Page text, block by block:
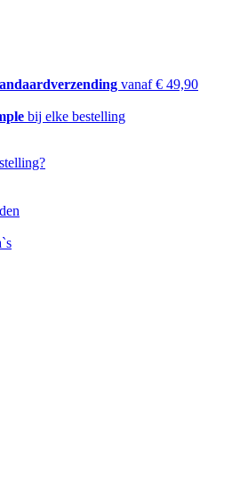
vanaf € 49,90
bij elke bestelling